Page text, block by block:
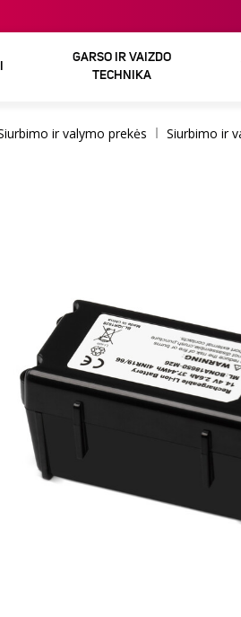
GARSO IR VAIZDO
TECHNIKA
ir valymo prekės Siurbimo ir